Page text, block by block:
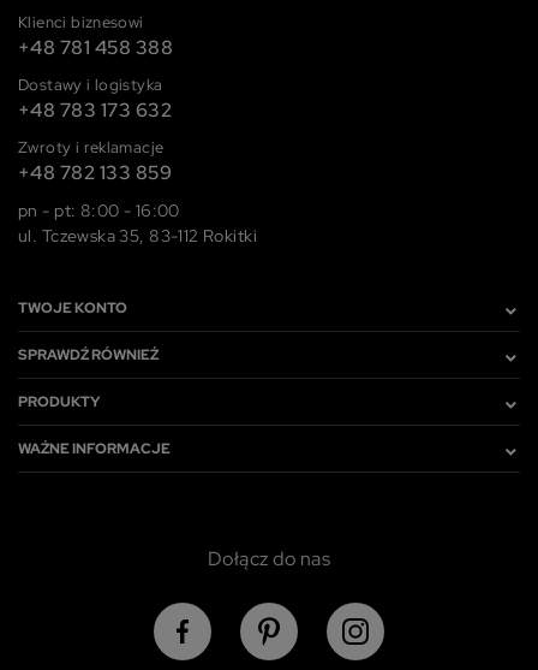
Klienci biznesowi
+48 781 458 388
Dostawy i logistyka
+48 783 173 632
Zwroty i reklamacje
+48 782 133 859
pn - pt: 8:00 - 16:00
ul. Tczewska 35, 83-112 Rokitki
TWOJE KONTO
SPRAWDŹ RÓWNIEŻ
PRODUKTY
WAŻNE INFORMACJE
Dołącz do nas